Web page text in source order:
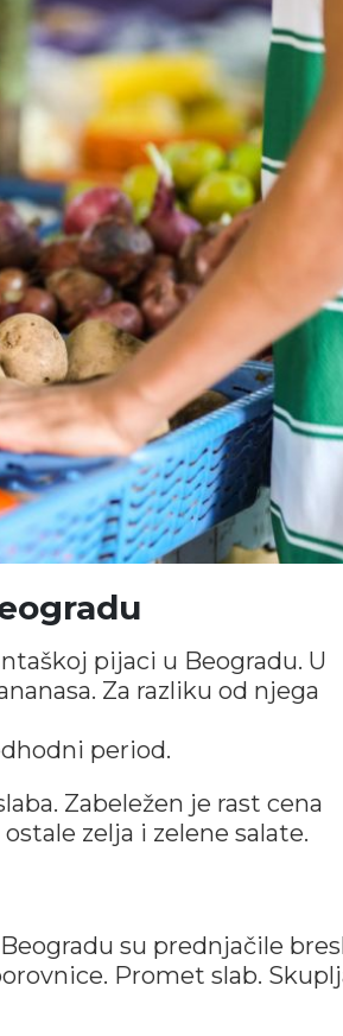
pijaci u Beogradu. U
Za razliku od njega
period.
Zabeležen je rast cena
zelja i zelene salate.
su prednjačile
Promet slab.